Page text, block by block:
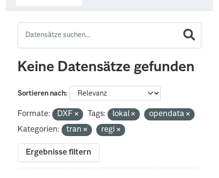
Keine Datensätze gefunden
Sortieren nach
Formate: DXF Tags: lokal
opendata
Kategorien:
tran regi
Ergebnisse filtern